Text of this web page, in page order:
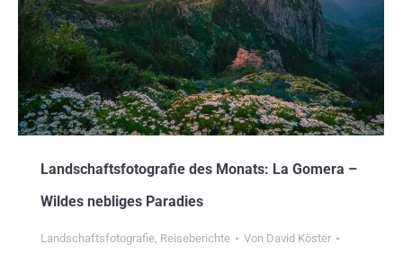
Landschaftsfotografie des Monats: La Gomera –
Wildes nebliges Paradies
Landschaftsfotografie, Reiseberichte Von David Köster